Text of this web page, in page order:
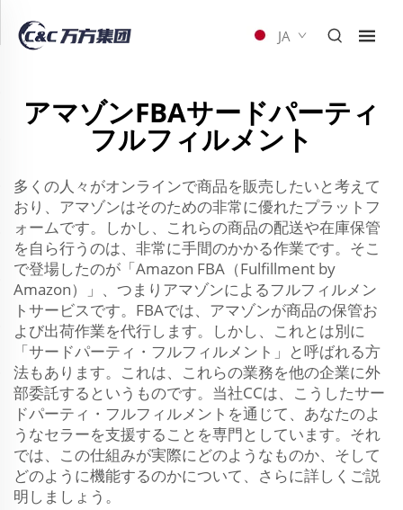
JA
アマゾンFBAサードパーティ
フルフィルメント
多くの人々がオンラインで商品を販売したいと考えて
おり、アマゾンはそのための非常に優れたプラットフ
ォームです。しかし、これらの商品の配送や在庫保管
を自ら行うのは、非常に手間のかかる作業です。そこ
で登場したのが「Amazon FBA（Fulfillment by
Amazon）」、つまりアマゾンによるフルフィルメン
トサービスです。FBAでは、アマゾンが商品の保管お
よび出荷作業を代行します。しかし、これとは別に
「サードパーティ・フルフィルメント」と呼ばれる方
法もあります。これは、これらの業務を他の企業に外
部委託するというものです。当社CCは、こうしたサー
ドパーティ・フルフィルメントを通じて、あなたのよ
うなセラーを支援することを専門としています。それ
では、この仕組みが実際にどのようなものか、そして
どのように機能するのかについて、さらに詳しくご説
明しましょう。